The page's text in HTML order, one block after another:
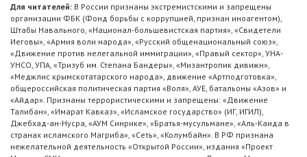
Для читателей: В России признаны экстремистскими и запрещены
организации ФБК (Фонд борьбы с коррупцией, признан иноагентом),
Штабы Навального, «Национал-большевистская партия», «Свидетели
Иеговы», «Армия воли народа», «Русский общенациональный союз»,
«Движение против нелегальной иммиграции», «Правый сектор», УНА-
УНСО, УПА, «Тризуб им. Степана Бандеры», «Мизантропик дивижн»,
«Меджлис крымскотатарского народа», движение «Артподготовка»,
общероссийская политическая партия «Воля», АУЕ, батальоны «Азов» и
«Айдар». Признаны террористическими и запрещены: «Движение
Талибан», «Имарат Кавказ», «Исламское государство» (ИГ, ИГИЛ),
Джебхад-ан-Нусра, «АУМ Синрике», «Братья-мусульмане», «Аль-Каида в
странах исламского Магриба», «Сеть», «Колумбайн». В РФ признана
нежелательной деятельность «Открытой России», издания «Проект